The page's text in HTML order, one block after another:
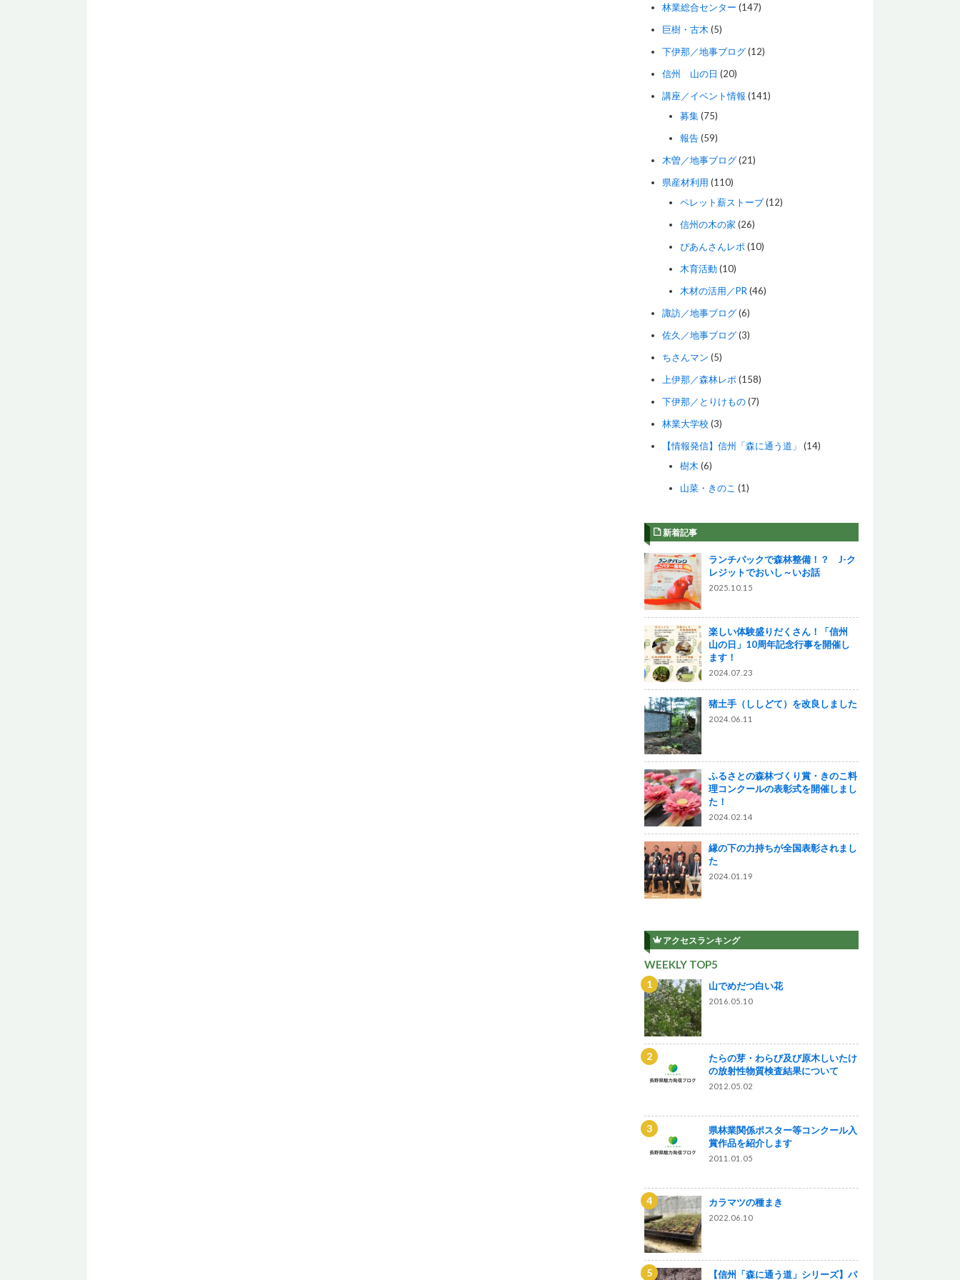
林業総合センター (147)
巨樹・古木 (5)
下伊那／地事ブログ(12)
信州 山の日 (20)
講座／イベント情報 (141)
募集(75)
報告(59)
木曽／地事ブログ(21)
県産材利用 (110)
ペレット薪ストーブ(12)
信州の木の家 (26)
ぴあんさんレポ (10)
木育活動(10)
木材の活用／PR (46)
諏訪／地事ブログ(6)
佐久／地事ブログ(3)
ちさんマン (5)
上伊那／森林レポ (158)
下伊那／とりけもの(7)
林業大学校 (3)
【情報発信】信州「森に通う道」
(14)
樹木 (6)
山菜・きのこ (1)
新着記事
ランチパックで森林整備！？ J-ク
レジットでおいし～いお話
2025.10.15
楽しい体験盛りだくさん！「信州
山の日」10周年記念行事を開催し
ます！
2024.07.23
猪土手（ししどて）を改良しました
2024.06.11
ふるさとの森林づくり賞・きのこ料
理コンクールの表彰式を開催しまし
た！
2024.02.14
縁の下の力持ちが全国表彰されまし
た
2024.01.19
アクセスランキング
WEEKLY TOP5
山でめだつ白い花
2016.05.10
たらの芽・わらび及び原木しいたけ
の放射性物質検査結果について
2012.05.02
県林業関係ポスター等コンクール入
賞作品を紹介します
2011.01.05
カラマツの種まき
2022.06.10
【信州「森に通う道」シリーズ】パ